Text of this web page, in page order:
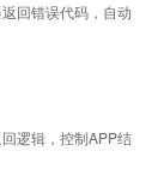
回错误代码，自动
逻辑，控制APP结